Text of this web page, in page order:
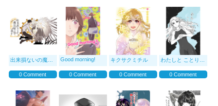
出来損ないの魔法使いの弟子
0 Comment
Good morning!
0 Comment
キクサクミチル
0 Comment
わたしと ことりと。
0 Comment